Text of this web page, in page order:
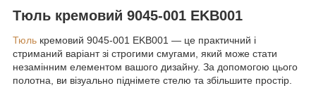
Тюль кремовий 9045-001 EKB001
Тюль кремовий 9045-001 EKB001 — це практичний і
стриманий варіант зі строгими смугами, який може стати
незамінним елементом вашого дизайну. За допомогою цього
полотна, ви візуально піднімете стелю та збільшите простір.